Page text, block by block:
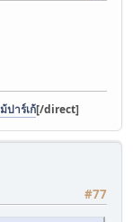
าร์เก้[/direct]
#77